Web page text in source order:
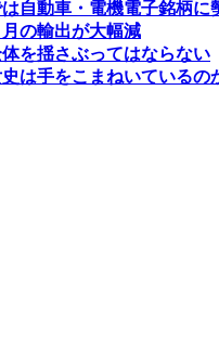
自動車・電機電子銘柄に
の輸出が大幅減
を揺さぶってはならない
は手をこまねいているの